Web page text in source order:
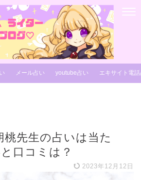
メール占い youtube占い エキサイト電
桃先生の占いは当た
口コミは？
2023年12月12日